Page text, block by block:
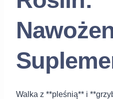
Walka z **pleśnią** i